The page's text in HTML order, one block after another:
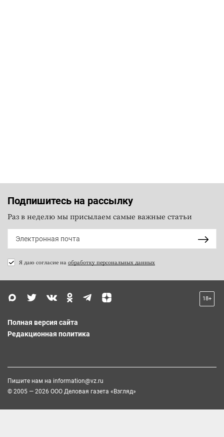
Подпишитесь на рассылку
Раз в неделю мы присылаем самые важные статьи
Я даю согласие на обработку персональных данных
18+
Полная версия сайта
Редакционная политика
Пишите нам на information@vz.ru
© 2005 — 2026 ООО Деловая газета «Взгляд»